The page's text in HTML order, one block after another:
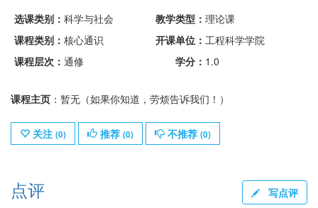
选课类别： 科学与社会 教学类型： 理论课
课程类别： 核心通识 开课单位： 工程科学学院
课程层次： 通修 学分： 1.0
课程主页 ：暂无（如果你知道，劳烦告诉我们！）
关注 (0) 推荐 (0) 不推荐 (0)
点评 写点评